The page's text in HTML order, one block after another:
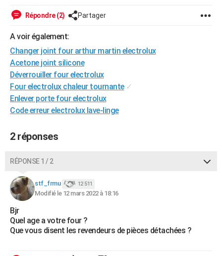
SANTE
Destinations
City break
Voyage nature
Voyage de noces
Forum
Climat
+PHOTO
GUIDES D'ACHAT
BONS PLANS
CARTE DE VOEUX
S'inscrire
Se connecter
Lycées
Collèges
Primaires
Universités
Entreprises
Service militaire
Avis de recherche
AVIS DE DÉCÈS
FORUM
Bricolage
Lifestyle
Culture
Sport
Auto
Television
Voyage
Cinema
Répondre (2) Partager
A voir également:
Changer joint four arthur martin electrolux
Acetone joint silicone
Déverrouiller four electrolux
Four electrolux chaleur tournante ✓
Enlever porte four electrolux
Code erreur electrolux lave-linge
2 réponses
RÉPONSE 1 / 2
stf_frmu 12 511
Modifié le 12 mars 2022 à 18:16
Bjr
Quel age a votre four ?
Que vous disent les revendeurs de pièces détachées ?